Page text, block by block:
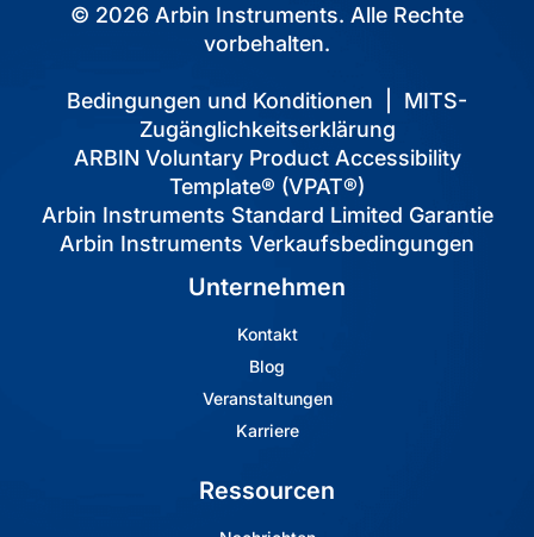
© 2026 Arbin Instruments. Alle Rechte
vorbehalten.
Bedingungen und Konditionen
MITS-
Zugänglichkeitserklärung
ARBIN Voluntary Product Accessibility
Template® (VPAT®)
Arbin Instruments Standard Limited Garantie
Arbin Instruments Verkaufsbedingungen
Unternehmen
Kontakt
Blog
Veranstaltungen
Karriere
Ressourcen